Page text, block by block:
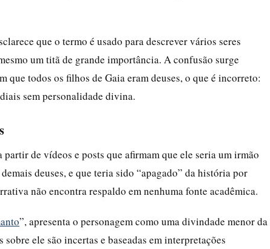
que o termo é usado para descrever vários seres
um titã de grande importância. A confusão surge
que todos os filhos de Gaia eram deuses, o que é incorreto:
sem personalidade divina.
de vídeos e posts que afirmam que ele seria um irmão
deuses, e que teria sido “apagado” da história por
não encontra respaldo em nenhuma fonte acadêmica.
”, apresenta o personagem como uma divindade menor da
ele são incertas e baseadas em interpretações